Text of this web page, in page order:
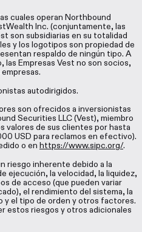
cuales operan Northbound
Inc. (conjuntamente, las
son subsidiarias en su totalidad
y los logotipos son propiedad de
respaldo de ningún tipo. A
las Empresas Vest no son socios,
autodirigidos.
son ofrecidos a inversionistas
Securities LLC (Vest), miembro
valores de sus clientes por hasta
USD para reclamos en efectivo).
o en https://www.sipc.org/.
riesgo inherente debido a la
ejecución, la velocidad, la liquidez,
de acceso (que pueden variar
el rendimiento del sistema, la
y el tipo de orden y otros factores.
estos riesgos y otros adicionales